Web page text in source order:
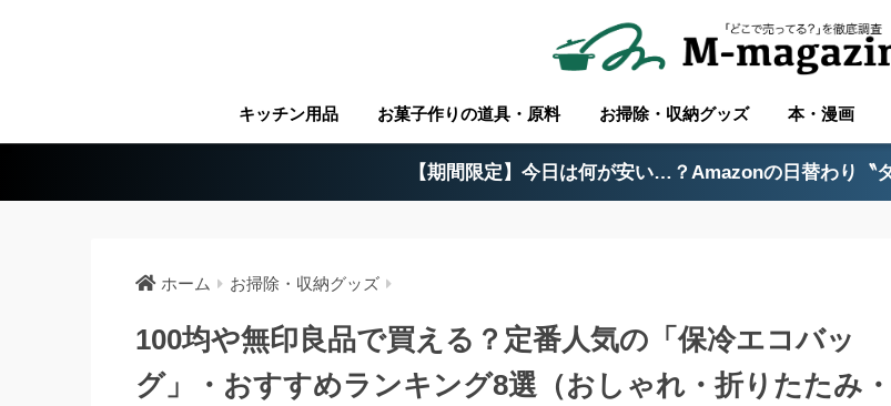
キッチン用品 お菓子作りの道具・原料 お掃除・収納グッズ 本・漫画
【期間限定】今日は何が安い…？Amazonの日替わり〝
ホーム お掃除・収納グッズ
100均や無印良品で買える？定番人気の「保冷エコバッ
グ」・おすすめランキング8選（おしゃれ・折りたたみ・